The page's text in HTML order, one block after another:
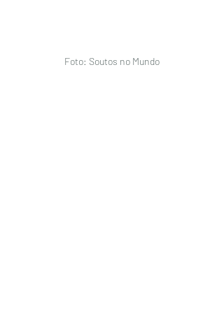
Foto: Soutos no Mundo